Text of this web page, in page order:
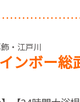
・江戸川
ンボー